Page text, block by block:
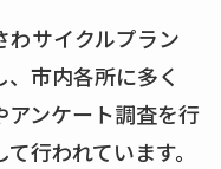
わサイクルプラン
市内各所に多く
ンケート調査を行
行われています。